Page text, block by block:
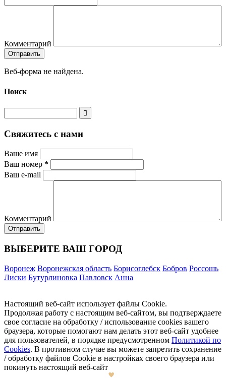
Комментарий
Веб-форма не найдена.
Поиск
Свяжитесь с нами
Ваше имя
Ваш номер *
Ваш e-mail
Комментарий
ВЫБЕРИТЕ ВАШ ГОРОД
Воронеж Воронежская область Борисоглебск Бобров Россошь
Лиски Бутурлиновка Павловск Анна
Настоящий веб-сайт использует файлы Cookie.
Продолжая работу с настоящим веб-сайтом, вы подтверждаете
свое согласие на обработку / использование cookies вашего
браузера, которые помогают нам делать этот веб-сайт удобнее
для пользователей, в порядке предусмотренном Политикой по
Cookies. В противном случае вы можете запретить сохранение
/ обработку файлов Cookie в настройках своего браузера или
покинуть настоящий веб-сайт